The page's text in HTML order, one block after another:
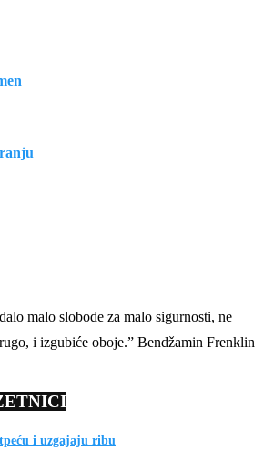
malo slobode za malo sigurnosti, ne
i izgubiće oboje.” Bendžamin Frenklin
i uzgajaju ribu